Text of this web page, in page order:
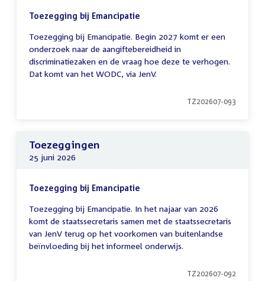
Toezegging bij Emancipatie
Toezegging bij Emancipatie. Begin 2027 komt er een
onderzoek naar de aangiftebereidheid in
discriminatiezaken en de vraag hoe deze te verhogen.
Dat komt van het WODC, via JenV.
TZ202607-093
Toezeggingen
25 juni 2026
Toezegging bij Emancipatie
Toezegging bij Emancipatie. In het najaar van 2026
komt de staatssecretaris samen met de staatssecretaris
van JenV terug op het voorkomen van buitenlandse
beïnvloeding bij het informeel onderwijs.
TZ202607-092